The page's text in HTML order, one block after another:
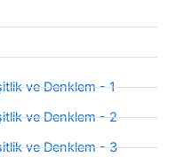
ve Denklem - 1
ve Denklem - 2
ve Denklem - 3